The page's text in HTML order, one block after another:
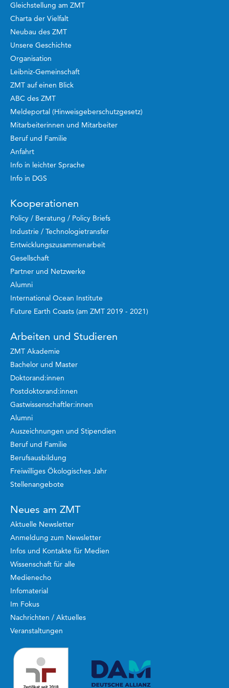
Gleichstellung am ZMT
Charta der Vielfalt
Neubau des ZMT
Unsere Geschichte
Organisation
Leibniz-Gemeinschaft
ZMT auf einen Blick
ABC des ZMT
Meldeportal (Hinweisgeberschutzgesetz)
Mitarbeiterinnen und Mitarbeiter
Beruf und Familie
Anfahrt
Info in leichter Sprache
Info in DGS
Kooperationen
Policy / Beratung / Policy Briefs
Industrie / Technologietransfer
Entwicklungszusammenarbeit
Gesellschaft
Partner und Netzwerke
Alumni
International Ocean Institute
Future Earth Coasts (am ZMT 2019 - 2021)
Arbeiten und Studieren
ZMT Akademie
Bachelor und Master
Doktorand:innen
Postdoktorand:innen
Gastwissenschaftler:innen
Alumni
Auszeichnungen und Stipendien
Beruf und Familie
Berufsausbildung
Freiwilliges Ökologisches Jahr
Stellenangebote
Neues am ZMT
Aktuelle Newsletter
Anmeldung zum Newsletter
Infos und Kontakte für Medien
Wissenschaft für alle
Medienecho
Infomaterial
Im Fokus
Nachrichten / Aktuelles
Veranstaltungen